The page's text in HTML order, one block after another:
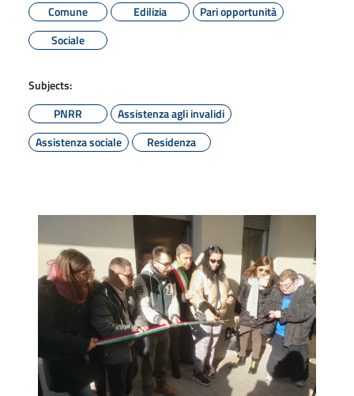
Comune
Edilizia
Pari opportunità
Sociale
Subjects:
PNRR
Assistenza agli invalidi
Assistenza sociale
Residenza